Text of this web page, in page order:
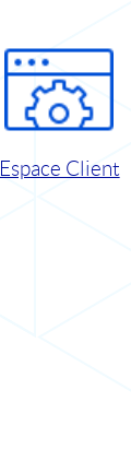
Espace Client